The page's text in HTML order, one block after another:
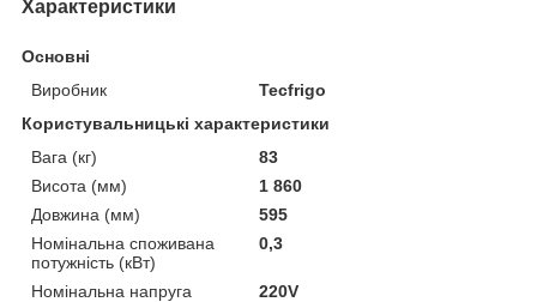
Характеристики
Основні
Виробник
Tecfrigo
Користувальницькі характеристики
Вага (кг)
83
Висота (мм)
1 860
Довжина (мм)
595
Номінальна споживана
потужність (кВт)
0,3
Номінальна напруга
220V